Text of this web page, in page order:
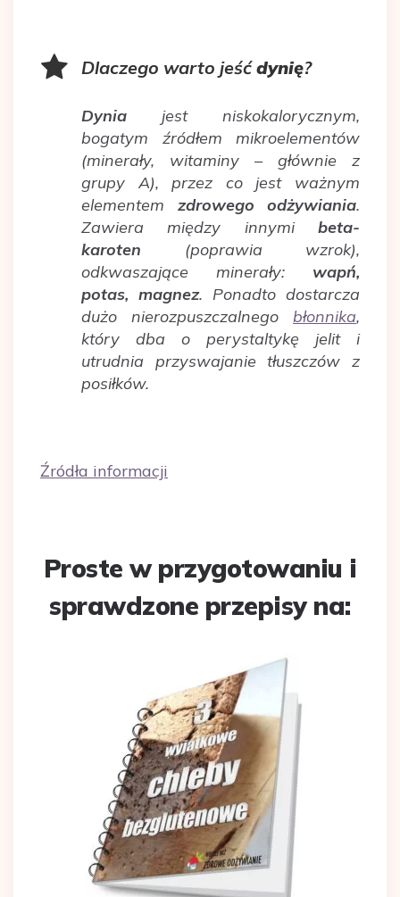
Dlaczego warto jeśćdynię?
Dynia jest niskokalorycznym,
bogatym źródłem mikroelementów
(minerały, witaminy – głównie z
grupy A), przez co jest ważnym
elementem zdrowego odżywiania.
Zawiera między innymi beta-
karoten (poprawia wzrok),
odkwaszające minerały: wapń,
potas, magnez. Ponadto dostarcza
dużo nierozpuszczalnego błonnika,
który dba o perystaltykę jelit i
utrudnia przyswajanie tłuszczów z
posiłków.
Źródła informacji
Proste w przygotowaniu i
sprawdzone przepisy na: